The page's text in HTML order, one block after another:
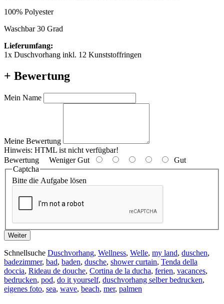
100% Polyester
Waschbar 30 Grad
Lieferumfang:
1x Duschvorhang inkl. 12 Kunststoffringen
+ Bewertung
Mein Name
Meine Bewertung
Hinweis: HTML ist nicht verfügbar!
Bewertung Weniger Gut
Gut
Captcha
Bitte die Aufgabe lösen
Weiter
Schnellsuche Duschvorhang, Wellness, Welle, my land, duschen,
badezimmer, bad, baden, dusche, shower curtain, Tenda della
doccia, Rideau de douche, Cortina de la ducha, ferien, vacances,
bedrucken, pod, do it yourself, duschvorhang selber bedrucken,
eigenes foto, sea, wave, beach, mer, palmen